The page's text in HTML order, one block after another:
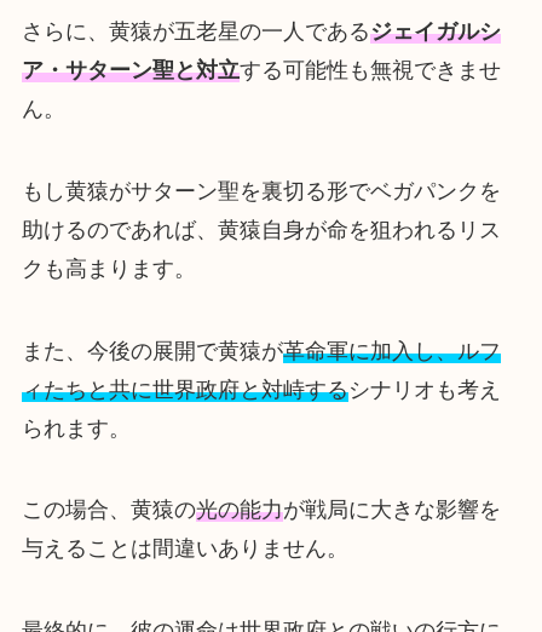
さらに、黄猿が五老星の一人であるジェイガルシ
ア・サターン聖と対立する可能性も無視できませ
ん。
もし黄猿がサターン聖を裏切る形でベガパンクを
助けるのであれば、黄猿自身が命を狙われるリス
クも高まります。
また、今後の展開で黄猿が革命軍に加入し、ルフ
ィたちと共に世界政府と対峙するシナリオも考え
られます。
この場合、黄猿の光の能力が戦局に大きな影響を
与えることは間違いありません。